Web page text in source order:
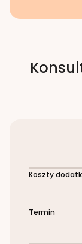
Koszty
Termin